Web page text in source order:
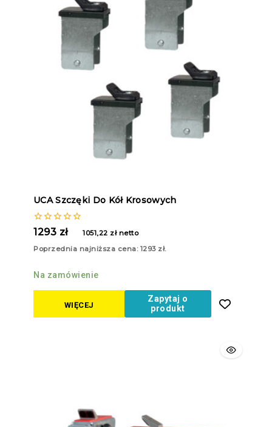
UCA Szczęki Do Kół Krosowych
0
5
1293 zł 1051,22 złnetto
Poprzednia najniższa cena: 1293 zł.
Na zamówienie
WIĘCEJ
Zapytaj o
produkt